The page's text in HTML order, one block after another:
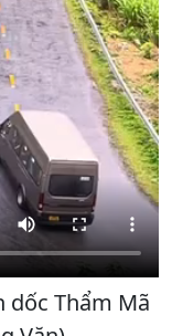
dốc Thẩm Mã